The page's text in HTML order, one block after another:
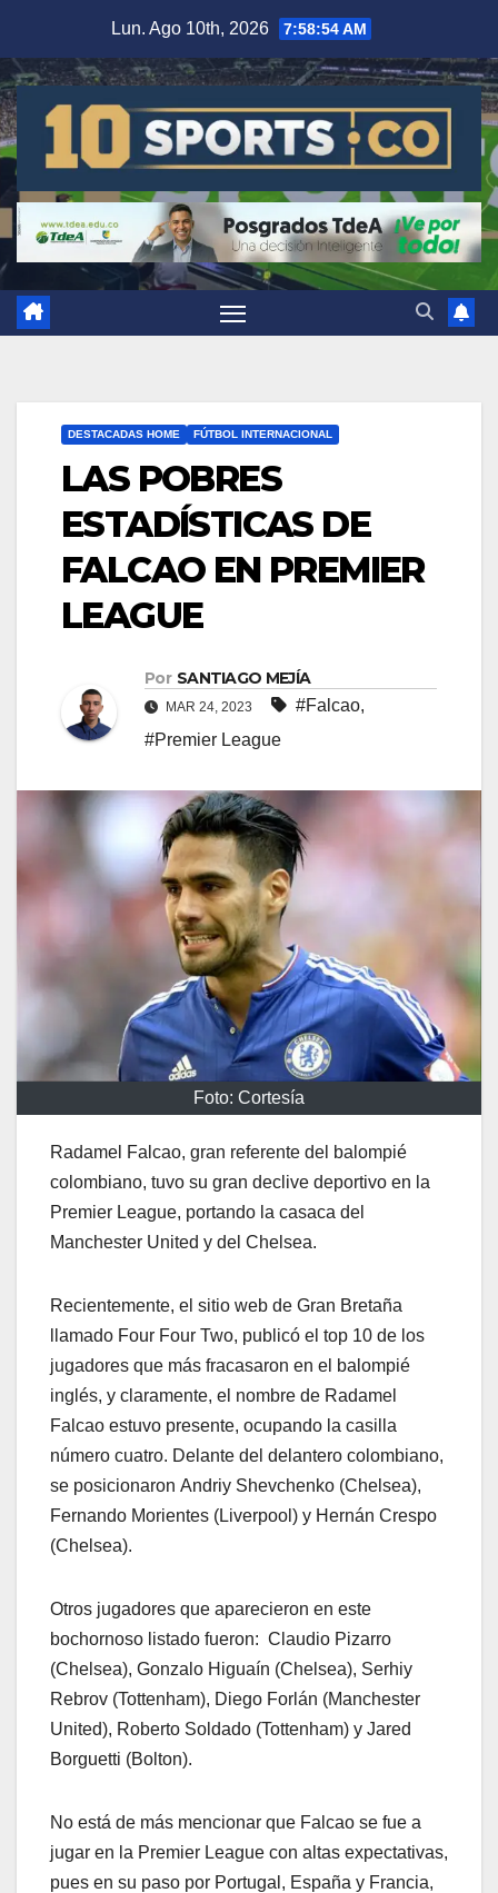
Lun. Ago 10th, 2026 7:58:54 AM
DESTACADAS HOME FÚTBOL INTERNACIONAL
LAS POBRES
ESTADÍSTICAS DE
FALCAO EN PREMIER
LEAGUE
Por SANTIAGO MEJÍA
MAR 24, 2023 #Falcao,
#Premier League
Foto: Cortesía
Radamel Falcao, gran referente del balompié
colombiano, tuvo su gran declive deportivo en la
Premier League, portando la casaca del
Manchester United y del Chelsea.
Recientemente, el sitio web de Gran Bretaña
llamado Four Four Two, publicó el top 10 de los
jugadores que más fracasaron en el balompié
inglés, y claramente, el nombre de Radamel
Falcao estuvo presente, ocupando la casilla
número cuatro. Delante del delantero colombiano,
se posicionaron Andriy Shevchenko (Chelsea),
Fernando Morientes (Liverpool) y Hernán Crespo
(Chelsea).
Otros jugadores que aparecieron en este
bochornoso listado fueron: Claudio Pizarro
(Chelsea), Gonzalo Higuaín (Chelsea), Serhiy
Rebrov (Tottenham), Diego Forlán (Manchester
United), Roberto Soldado (Tottenham) y Jared
Borguetti (Bolton).
No está de más mencionar que Falcao se fue a
jugar en la Premier League con altas expectativas,
pues en su paso por Portugal, España y Francia,